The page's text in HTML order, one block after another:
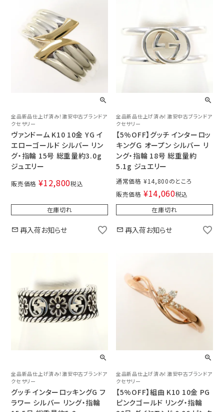
全品新品仕上げ済み！激安中古ブランドア
クセサリー
ヴァンドーム K10 10金 YG イ
エローゴールド シルバー リン
グ・指輪 15号 総重量約3.0g
ジュエリー
販売価格 ¥12,800税込
在庫切れ
再入荷お知らせ
全品新品仕上げ済み！激安中古ブランドア
クセサリー
【5%OFF】グッチ インターロッ
キングＧ オープン シルバー リ
ング・指輪 18号 総重量約
5.1g ジュエリー
通常価格 ¥14,800
販売価格 ¥14,060税込
在庫切れ
再入荷お知らせ
全品新品仕上げ済み！激安中古ブランドア
クセサリー
グッチ インターロッキングG フ
ラワー シルバー リング・指輪
全品新品仕上げ済み！激安中古ブランドア
クセサリー
【5%OFF】組曲 K10 10金 PG
ピンクゴールド リング・指輪